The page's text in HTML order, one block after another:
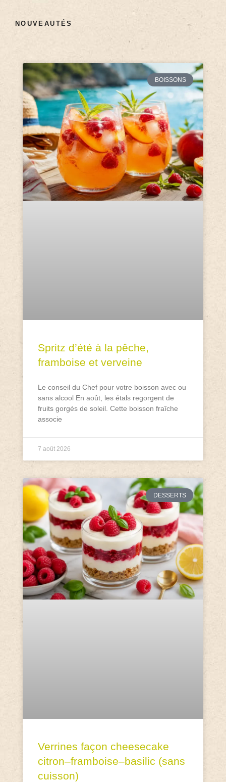
NOUVEAUTÉS
BOISSONS
Spritz d’été à la pêche,
framboise et verveine
Le conseil du Chef pour votre boisson avec ou
sans alcool En août, les étals regorgent de
fruits gorgés de soleil. Cette boisson fraîche
associe
7 août 2026
DESSERTS
Verrines façon cheesecake
citron–framboise–basilic (sans
cuisson)